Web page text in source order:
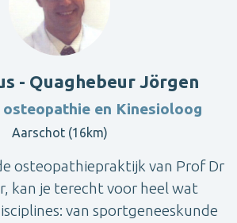
- Quaghebeur Jörgen
en Kinesioloog
Aarschot (16km)
osteopathiepraktijk van Prof Dr
kan je terecht voor heel wat
van sportgeneeskunde